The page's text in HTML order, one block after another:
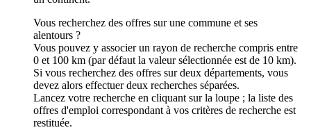
Vous recherchez des offres sur une commune et ses
alentours ?
Vous pouvez y associer un rayon de recherche compris entre
0 et 100 km (par défaut la valeur sélectionnée est de 10 km).
Si vous recherchez des offres sur deux départements, vous
devez alors effectuer deux recherches séparées.
Lancez votre recherche en cliquant sur la loupe ; la liste des
offres d'emploi correspondant à vos critères de recherche est
restituée.